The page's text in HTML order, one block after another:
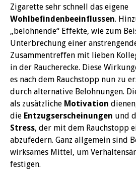
Zigarette sehr schnell das eigene
Wohlbefindenbeeinflussen.
„belohnende“ Effekte, wie zum
Unterbrechung einer
Zusammentreffen mit lieben
in der Raucherecke. Diese
es nach dem Rauchstopp nun zu
durch alternative Belohnungen.
als zusätzliche Motivation
die Entzugserscheinungen und
Stress, der mit dem Rauchstopp
abzufedern. Ganz allgemein sind
wirksames Mittel, um
festigen.